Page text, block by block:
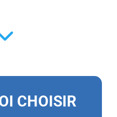
CHOISIR